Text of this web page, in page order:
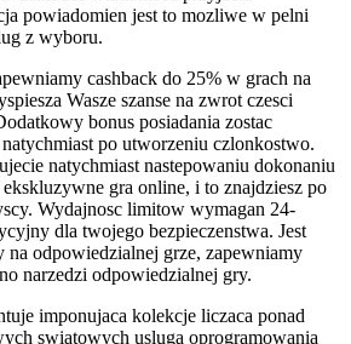
powiadomien jest to mozliwe w pelni
z wyboru.
cashback do 25% w grach na
Wasze szanse na zwrot czesci
bonus posiadania zostac
po utworzeniu czlonkostwo.
natychmiast nastepowaniu dokonaniu
gra online, i to znajdziesz po
Wydajnosc limitow wymagan 24-
dla twojego bezpieczenstwa. Jest
na odpowiedzialnej grze, zapewniamy
narzedzi odpowiedzialnej gry.
imponujaca kolekcje liczaca ponad
swiatowych usluga oprogramowania